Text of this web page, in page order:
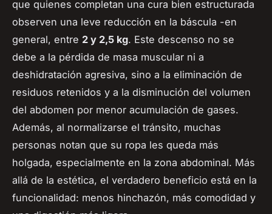
que quienes completan una cura bien estructurada
observen una leve reducción en la báscula -en
general, entre 2 y 2,5 kg. Este descenso no se
debe a la pérdida de masa muscular ni a
deshidratación agresiva, sino a la eliminación de
residuos retenidos y a la disminución del volumen
del abdomen por menor acumulación de gases.
Además, al normalizarse el tránsito, muchas
personas notan que su ropa les queda más
holgada, especialmente en la zona abdominal. Más
allá de la estética, el verdadero beneficio está en la
funcionalidad: menos hinchazón, más comodidad y